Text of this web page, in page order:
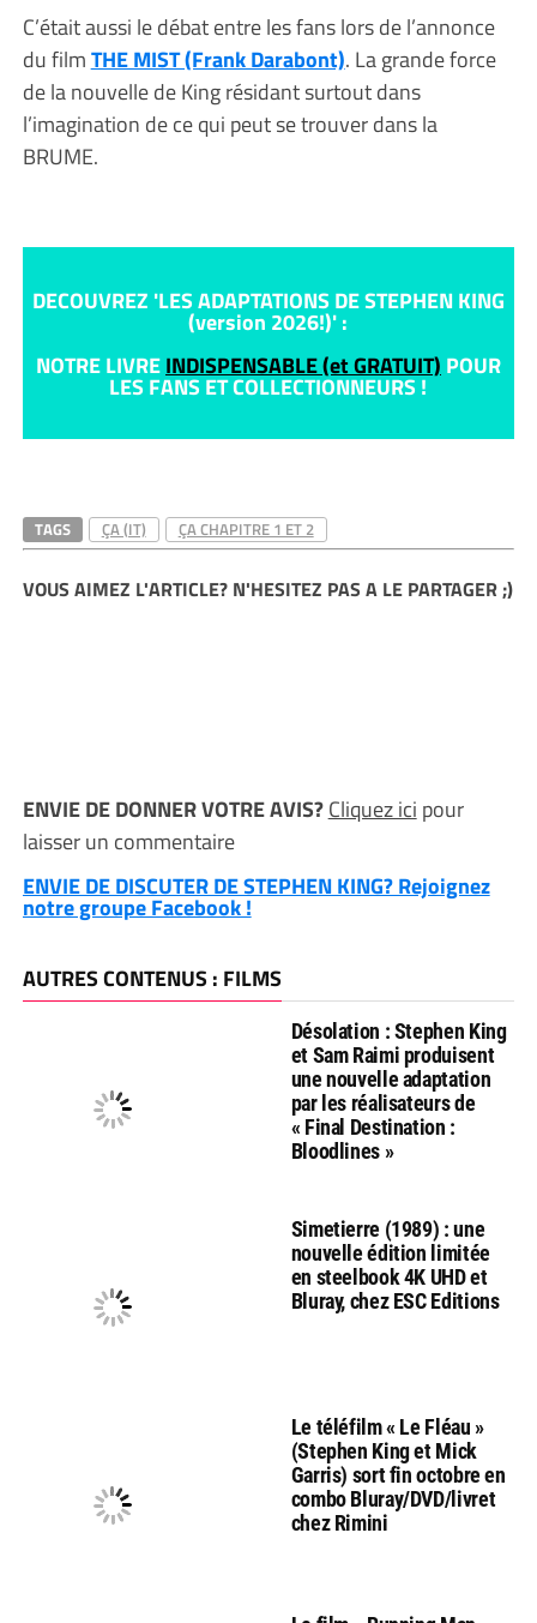
C’était aussi le débat entre les fans lors de l’annonce
du filmTHE MIST (Frank Darabont). La grande force
de la nouvelle de King résidant surtout dans
l’imagination de ce qui peut se trouver dans la
BRUME.
DECOUVREZ 'LES ADAPTATIONS DE STEPHEN KING
(version 2026!)' :
NOTRE LIVREINDISPENSABLE (et GRATUIT) POUR
LES FANS ET COLLECTIONNEURS !
TAGS ÇA (IT) ÇA CHAPITRE 1 ET 2
VOUS AIMEZ L'ARTICLE? N'HESITEZ PAS A LE PARTAGER ;)
ENVIE DE DONNER VOTRE AVIS?Cliquez ici pour
laisser un commentaire
ENVIE DE DISCUTER DE STEPHEN KING? Rejoignez
notre groupe Facebook !
AUTRES CONTENUS : FILMS
Désolation : Stephen King
et Sam Raimi produisent
une nouvelle adaptation
par les réalisateurs de
« Final Destination :
Bloodlines »
Simetierre (1989) : une
nouvelle édition limitée
en steelbook 4K UHD et
Bluray, chez ESC Editions
Le téléfilm « Le Fléau »
(Stephen King et Mick
Garris) sort fin octobre en
combo Bluray/DVD/livret
chez Rimini